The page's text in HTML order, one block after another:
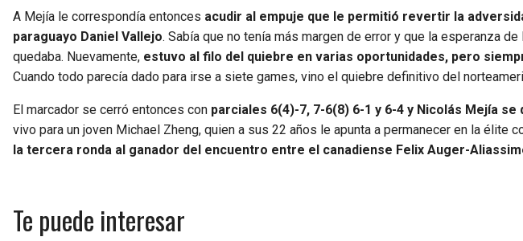
A Mejía le correspondía entonces acudir al empuje que le permitió revertir la
paraguayo Daniel Vallejo. Sabía que no tenía más margen de error y que la esperanza
quedaba. Nuevamente, estuvo al filo del quiebre en varias oportunidades, pero
Cuando todo parecía dado para irse a siete games, vino el quiebre definitivo del
El marcador se cerró entonces con parciales 6(4)-7, 7-6(8) 6-1 y 6-4 y Nicolás Mejía se
vivo para un joven Michael Zheng, quien a sus 22 años le apunta a permanecer en la élite
la tercera ronda al ganador del encuentro entre el canadiense Felix Auger-
Te puede interesar